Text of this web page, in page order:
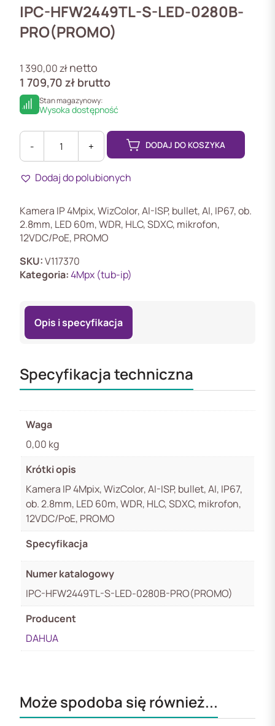
IPC-HFW2449TL-S-LED-0280B-
PRO(PROMO)
1 390,00złnetto
1 709,70 zł brutto
Stan magazynowy:
Wysoka dostępność
-
ilość
IPC-
HFW2449TL-
LED-
0280B-
PRO(PROMO)
Kamera
IP
4Mpix
ISP
2.8mm
LED
mikr
+ DODAJ DO KOSZYKA
Dodaj do polubionych
Kamera IP 4Mpix, WizColor, AI-ISP, bullet, AI, IP67, ob.
2.8mm, LED 60m, WDR, HLC, SDXC, mikrofon,
12VDC/PoE, PROMO
SKU:V117370
Kategoria:4Mpx (tub-ip)
Opis i specyfikacja
Specyfikacja techniczna
Waga
0,00 kg
Krótki opis
Kamera IP 4Mpix, WizColor, AI-ISP, bullet, AI, IP67,
ob. 2.8mm, LED 60m, WDR, HLC, SDXC, mikrofon,
12VDC/PoE, PROMO
Specyfikacja
Numer katalogowy
IPC-HFW2449TL-S-LED-0280B-PRO(PROMO)
Producent
DAHUA
Może spodoba się również...